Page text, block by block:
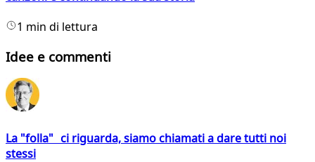
1 min di lettura
Idee e commenti
La "folla" ci riguarda, siamo chiamati a dare tutti noi
stessi